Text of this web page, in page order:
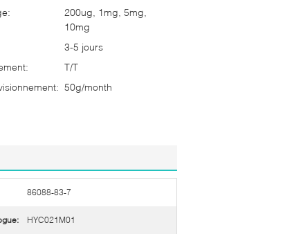
200ug, 1mg, 5mg,
10mg
3-5 jours
T/T
50g/month
86088-83-7
HYC021M01